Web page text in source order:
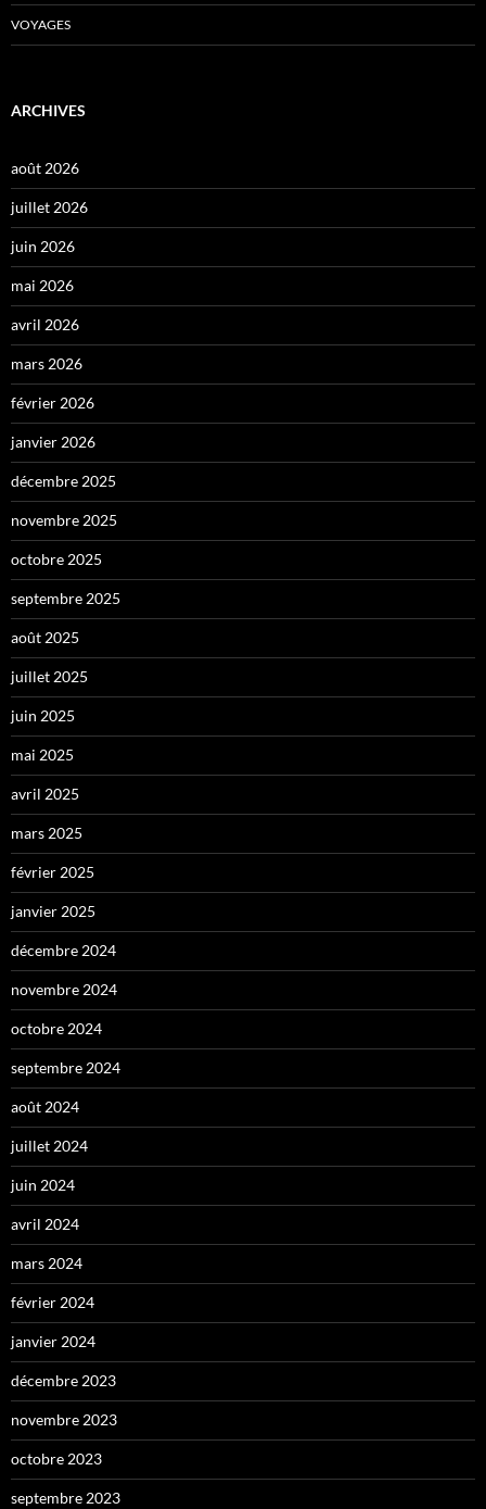
VOYAGES
ARCHIVES
août 2026
juillet 2026
juin 2026
mai 2026
avril 2026
mars 2026
février 2026
janvier 2026
décembre 2025
novembre 2025
octobre 2025
septembre 2025
août 2025
juillet 2025
juin 2025
mai 2025
avril 2025
mars 2025
février 2025
janvier 2025
décembre 2024
novembre 2024
octobre 2024
septembre 2024
août 2024
juillet 2024
juin 2024
avril 2024
mars 2024
février 2024
janvier 2024
décembre 2023
novembre 2023
octobre 2023
septembre 2023